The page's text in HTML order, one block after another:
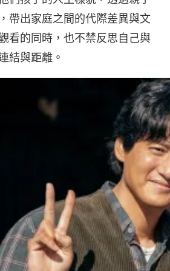
帶出家庭之間的代際差異與文
看的同時，也不禁反思自己與
結與距離。